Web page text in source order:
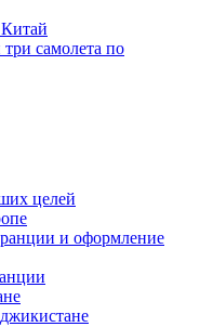
самолета по
целей
и оформление